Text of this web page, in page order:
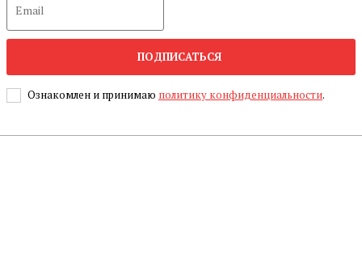
ПОДПИСАТЬСЯ
Ознакомлен и принимаю политику конфиденциальности.